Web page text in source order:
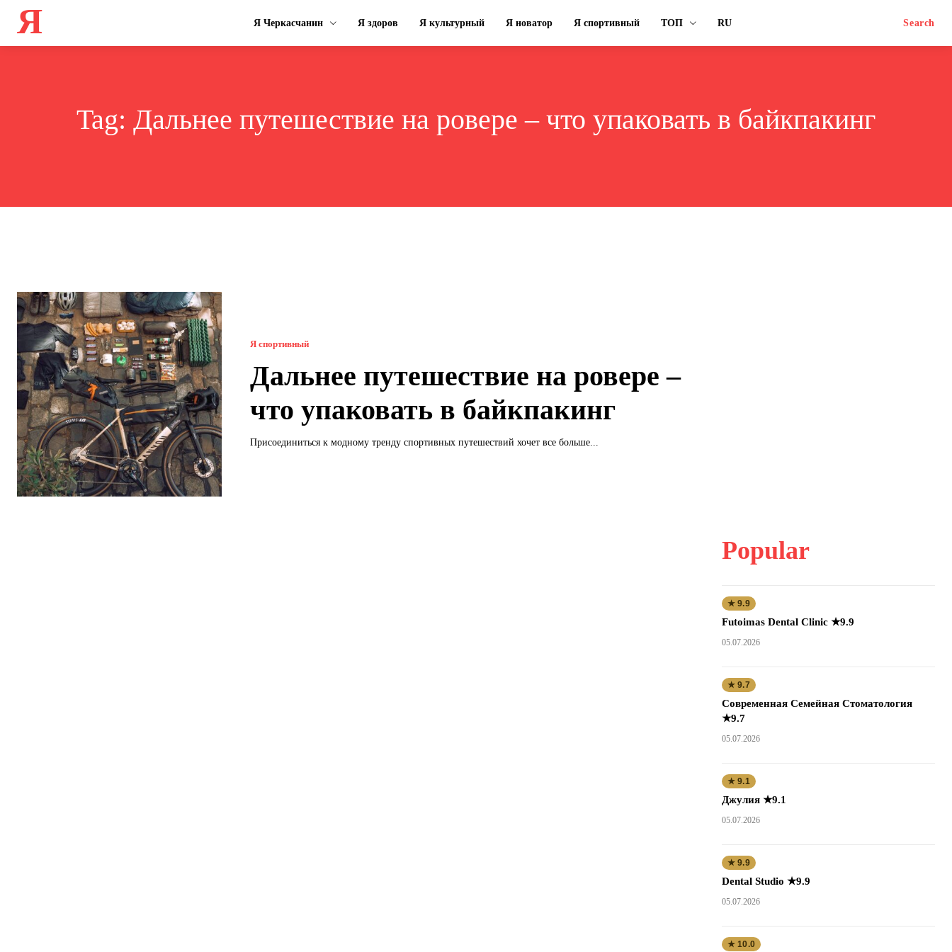
Я Я Черкасчанин Я здоров Я культурный Я новатор Я спортивный ТОП RU Search
Tag: Дальнее путешествие на ровере – что упаковать в байкпакинг
Я спортивный
Дальнее путешествие на ровере –
что упаковать в байкпакинг
Присоединиться к модному тренду спортивных путешествий хочет все больше...
Popular
★ 9.9
Futoimas Dental Clinic ★9.9
05.07.2026
★ 9.7
Современная Семейная Стоматология
★9.7
05.07.2026
★ 9.1
Джулия ★9.1
05.07.2026
★ 9.9
Dental Studio ★9.9
05.07.2026
★ 10.0